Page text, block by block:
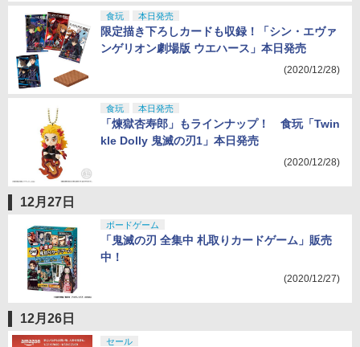
食玩 本日発売
限定描き下ろしカードも収録！「シン・エヴァ
ンゲリオン劇場版 ウエハース」本日発売
(2020/12/28)
食玩 本日発売
「煉獄杏寿郎」もラインナップ！ 食玩「Twin
kle Dolly 鬼滅の刃1」本日発売
(2020/12/28)
12月27日
ボードゲーム
「鬼滅の刃 全集中 札取りカードゲーム」販売
中！
(2020/12/27)
12月26日
セール